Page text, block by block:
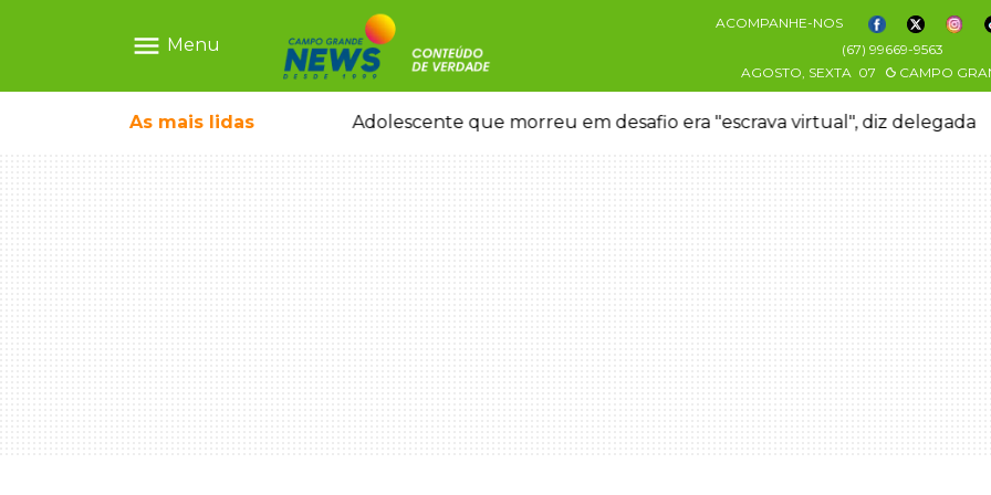
menu Menu
ACOMPANHE-NOS
(67) 99669-9563
AGOSTO, SEXTA 07 CAMPO
As mais lidas
ganhar dia oficial em MS Adolescente que morreu em desafio era "escrava virtual", diz delegada